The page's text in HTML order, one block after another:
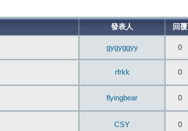
發表人 回覆
gygyggyy 0
rfrkk 0
flyingbear 0
CSY 0